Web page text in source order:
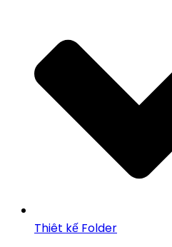
Thiêt kế Folder